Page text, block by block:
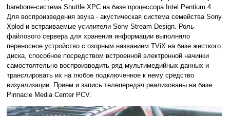
barebone-система Shuttle XPC на базе процессора Intel Pentium 4.
Для воспроизведения звука - акустическая система семейства Sony
Xplod и встраиваемые усилители Sony Stream Design. Роль
файлового сервера для хранения информации выполняло
переносное устройство с озорным названием TViX на базе жесткого
диска, способное посредством встроенной электронной начинки
самостоятельно воспроизводить ряд мультимедийных данных и
транслировать их на любое подключенное к нему средство
визуализации. Прием и запись телепередач реализованы на базе
Pinnacle Media Center PCV.